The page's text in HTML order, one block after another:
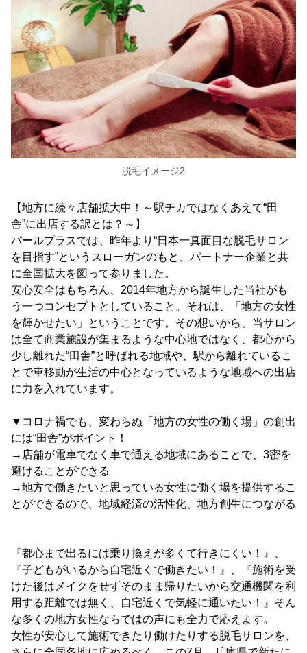
脱毛イメージ2
【地方に続々店舗拡大中！～駅チカではなくあえて“田
舎”に出店する訳とは？～】
パールプラスでは、昨年より“日本一真面目な脱毛サロン
を目指す”というスローガンのもと、パートナー企業と共
に全国拡大を図って参りました。
安心安全はもちろん、2014年地方から誕生した当社がも
う一つコンセプトとしていること。それは、「地方の女性
を輝かせたい」ということです。その想いから、当サロン
は全て商業施設が集まるような中心地ではなく、都心から
少し離れた“田舎”と呼ばれる地域や、駅から離れているこ
とで車移動が生活の中心となっているような地域への出店
に力を入れています。
▼コロナ禍でも、変わらぬ「地方の女性の働く場」の創出
には“田舎”がポイント！
→店舗が電車でなく車で通える地域にあることで、3密を
避けることができる
→地方で働きたいと思っている女性に働く場を提供するこ
とができるので、地域経済の活性化、地方創生につながる
『都心まで出るには乗り換えが多くて行きにくい！』、
『子どもがいるから自宅近くで働きたい！』、『施術を受
けた後はメイクをせずそのまま帰りたいから交通機関を利
用する距離では無く、自宅近くで気軽に通いたい！』そん
な多くの地方女性ならではの声にも全力で応えます。
女性が安心して施術できたり働けたりする脱毛サロンを、